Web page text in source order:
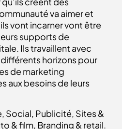
va aimer et
vont incarner vont être
supports de
Ils travaillent avec
horizons pour
de marketing
aux besoins de leurs
Social, Publicité, Sites &
& film, Branding & retail.